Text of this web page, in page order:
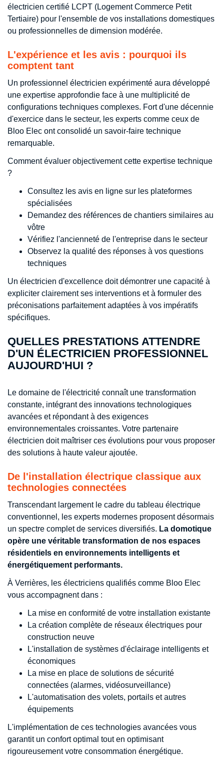
électricien certifié LCPT (Logement Commerce Petit
Tertiaire) pour l'ensemble de vos installations domestiques
ou professionnelles de dimension modérée.
L'expérience et les avis : pourquoi ils
comptent tant
Un professionnel électricien expérimenté aura développé
une expertise approfondie face à une multiplicité de
configurations techniques complexes. Fort d'une décennie
d'exercice dans le secteur, les experts comme ceux de
Bloo Elec ont consolidé un savoir-faire technique
remarquable.
Comment évaluer objectivement cette expertise technique
?
Consultez les avis en ligne sur les plateformes
spécialisées
Demandez des références de chantiers similaires au
vôtre
Vérifiez l'ancienneté de l'entreprise dans le secteur
Observez la qualité des réponses à vos questions
techniques
Un électricien d'excellence doit démontrer une capacité à
expliciter clairement ses interventions et à formuler des
préconisations parfaitement adaptées à vos impératifs
spécifiques.
QUELLES PRESTATIONS ATTENDRE
D'UN ÉLECTRICIEN PROFESSIONNEL
AUJOURD'HUI ?
Le domaine de l'électricité connaît une transformation
constante, intégrant des innovations technologiques
avancées et répondant à des exigences
environnementales croissantes. Votre partenaire
électricien doit maîtriser ces évolutions pour vous proposer
des solutions à haute valeur ajoutée.
De l'installation électrique classique aux
technologies connectées
Transcendant largement le cadre du tableau électrique
conventionnel, les experts modernes proposent désormais
un spectre complet de services diversifiés. La domotique
opère une véritable transformation de nos espaces
résidentiels en environnements intelligents et
énergétiquement performants.
À Verrières, les électriciens qualifiés comme Bloo Elec
vous accompagnent dans :
La mise en conformité de votre installation existante
La création complète de réseaux électriques pour
construction neuve
L'installation de systèmes d'éclairage intelligents et
économiques
La mise en place de solutions de sécurité
connectées (alarmes, vidéosurveillance)
L'automatisation des volets, portails et autres
équipements
L'implémentation de ces technologies avancées vous
garantit un confort optimal tout en optimisant
rigoureusement votre consommation énergétique.